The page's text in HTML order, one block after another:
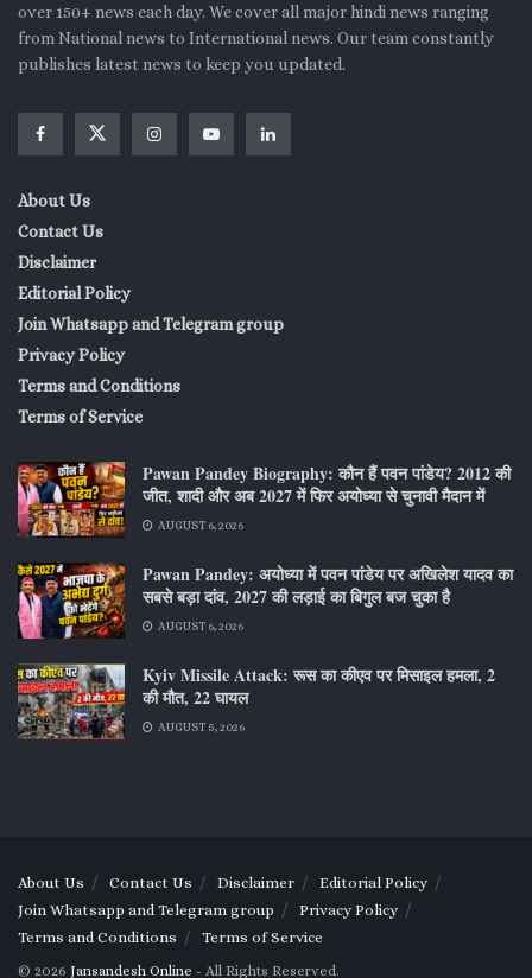
over 150+ news each day. We cover all major hindi news ranging
from National news to International news. Our team constantly
publishes latest news to keep you updated.
About Us
Contact Us
Disclaimer
Editorial Policy
Join Whatsapp and Telegram group
Privacy Policy
Terms and Conditions
Terms of Service
Pawan Pandey Biography: कौन हैं पवन पांडेय? 2012 की
जीत, शादी और अब 2027 में फिर अयोध्या से चुनावी मैदान में
AUGUST 6, 2026
Pawan Pandey: अयोध्या में पवन पांडेय पर अखिलेश यादव का
सबसे बड़ा दांव, 2027 की लड़ाई का बिगुल बज चुका है
AUGUST 6, 2026
Kyiv Missile Attack: रूस का कीएव पर मिसाइल हमला, 2
की मौत, 22 घायल
AUGUST 5, 2026
About Us Contact Us Disclaimer
Editorial Policy
Join Whatsapp and Telegram group
Privacy Policy
Terms and Conditions
Terms of Service
© 2026 Jansandesh Online - All Rights Reserved.